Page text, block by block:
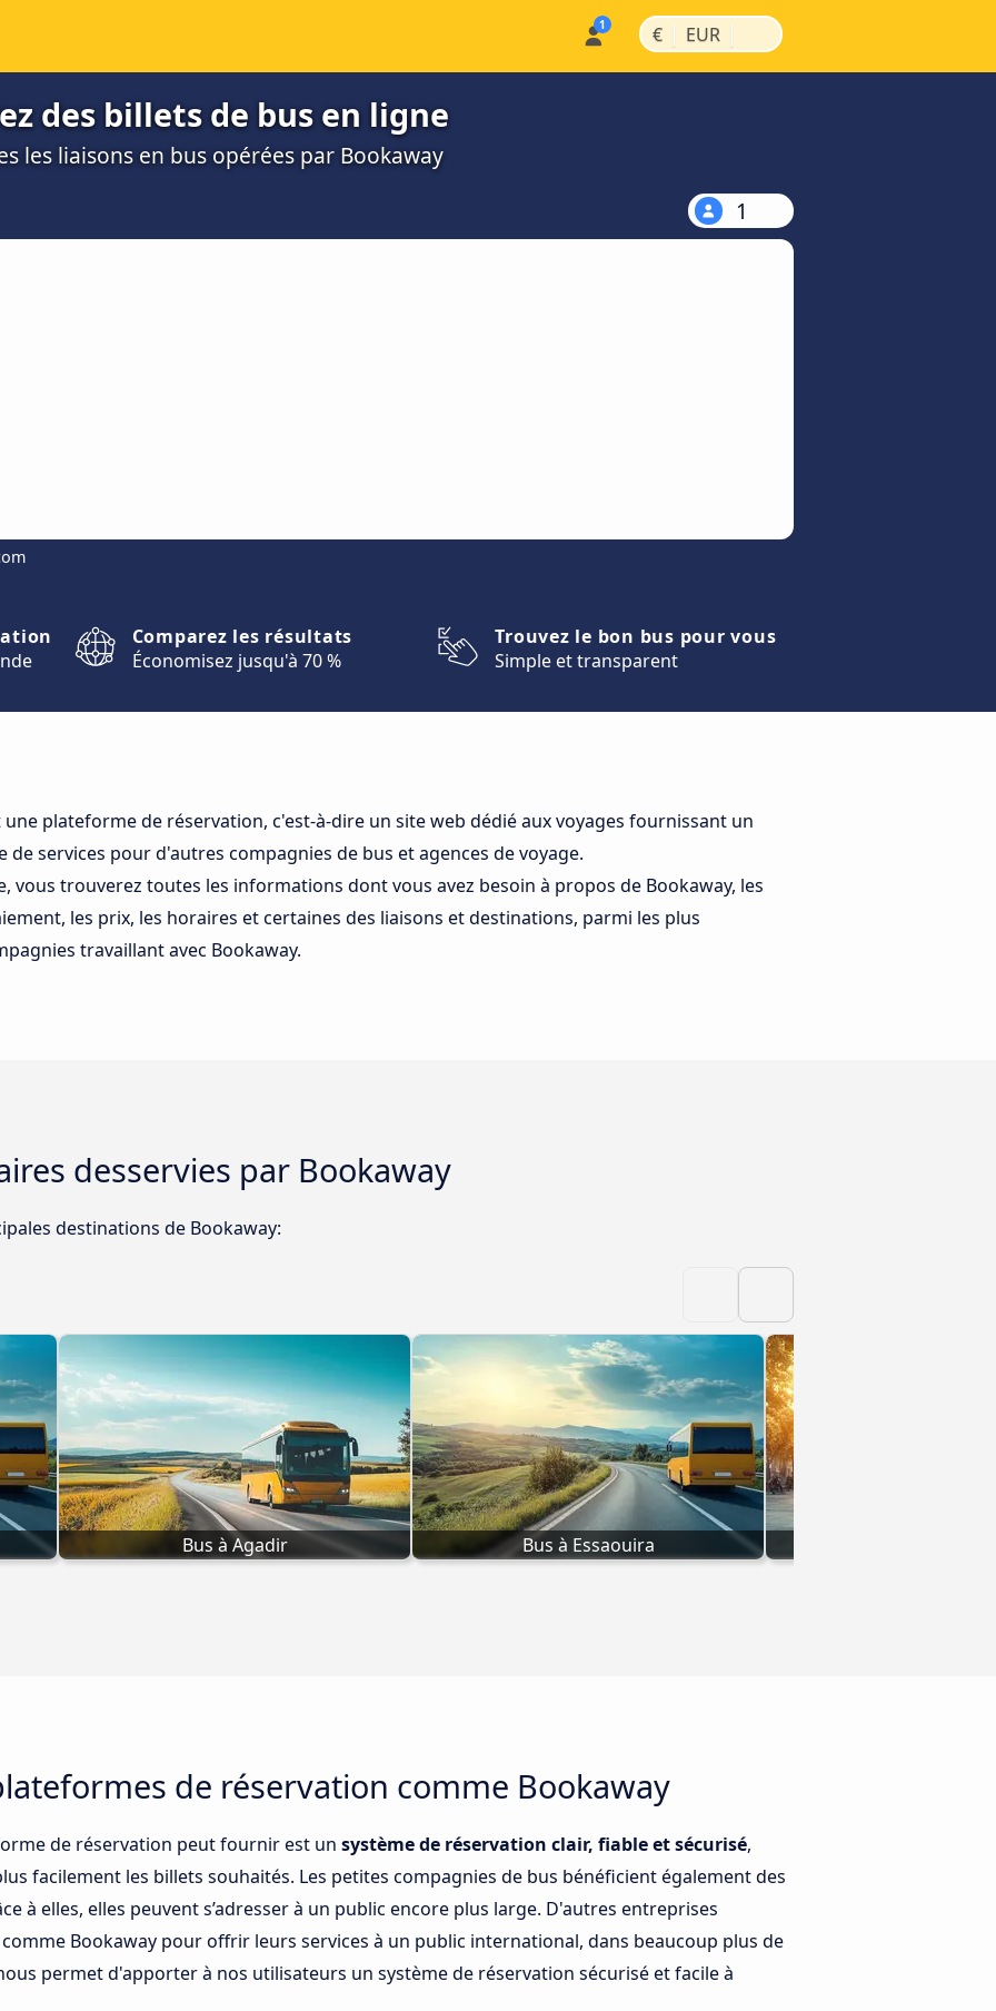
€ | EUR |
des billets de bus en ligne
les liaisons en bus opérées par Bookaway
1
Comparez les résultats
Économisez jusqu'à 70 %
Trouvez le bon bus pour vous
Simple et transparent
une plateforme de réservation, c'est-à-dire un site web dédié aux voyages fournissant un
de services pour d'autres compagnies de bus et agences de voyage.
vous trouverez toutes les informations dont vous avez besoin à propos de Bookaway, les
les prix, les horaires et certaines des liaisons et destinations, parmi les plus
travaillant avec Bookaway.
desservies par Bookaway
destinations de Bookaway:
Bus à Agadir Bus à Essaouira
de réservation comme Bookaway
de réservation peut fournir est un système de réservation clair, fiable et sécurisé,
facilement les billets souhaités. Les petites compagnies de bus bénéficient également des
à elles, elles peuvent s’adresser à un public encore plus large. D'autres entreprises
Bookaway pour offrir leurs services à un public international, dans beaucoup plus de
permet d'apporter à nos utilisateurs un système de réservation sécurisé et facile à